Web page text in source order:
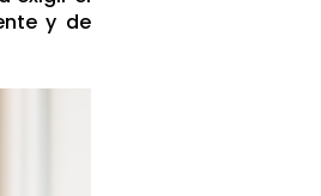
y de